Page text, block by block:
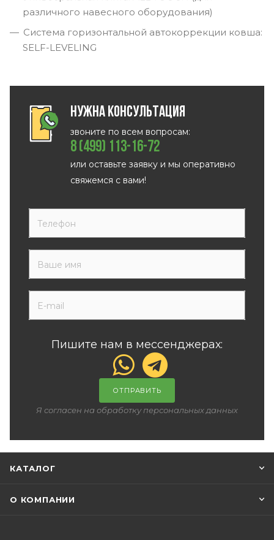
различного навесного оборудования)
Система горизонтальной автокоррекции ковша:
SELF-LEVELING
Нужна консультация
звоните по всем вопросам:
8 (499) 113-16-72
или оставьте заявку и мы оперативно
свяжемся с вами!
Пишите нам в мессенджерах:
ОТПРАВИТЬ
Я согласен на обработку персональных данных
КАТАЛОГ
О КОМПАНИИ